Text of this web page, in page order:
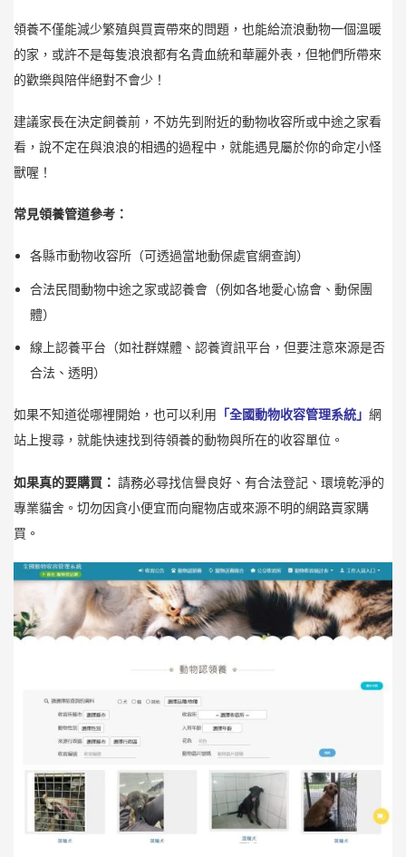
領養不僅能減少繁殖與買賣帶來的問題，也能給流浪動物一個溫暖
的家，或許不是每隻浪浪都有名貴血統和華麗外表，但牠們所帶來
的歡樂與陪伴絕對不會少！
建議家長在決定飼養前，不妨先到附近的動物收容所或中途之家看
看，說不定在與浪浪的相遇的過程中，就能遇見屬於你的命定小怪
獸喔！
常見領養管道參考：
各縣市動物收容所（可透過當地動保處官網查詢）
合法民間動物中途之家或認養會（例如各地愛心協會、動保團
體）
線上認養平台（如社群媒體、認養資訊平台，但要注意來源是否
合法、透明）
如果不知道從哪裡開始，也可以利用 「全國動物收容管理系統」 網
站上搜尋，就能快速找到待領養的動物與所在的收容單位。
如果真的要購買： 請務必尋找信譽良好、有合法登記、環境乾淨的
專業貓舍。切勿因貪小便宜而向寵物店或來源不明的網路賣家購
買。